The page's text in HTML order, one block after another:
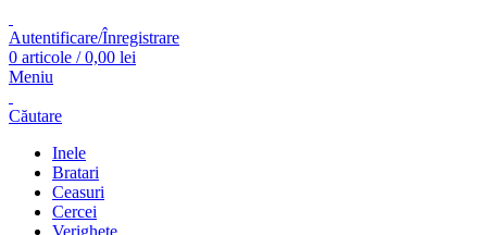
Autentificare/Înregistrare
0 articole / 0,00 lei
Meniu
Căutare
Inele
Bratari
Ceasuri
Cercei
Verighete